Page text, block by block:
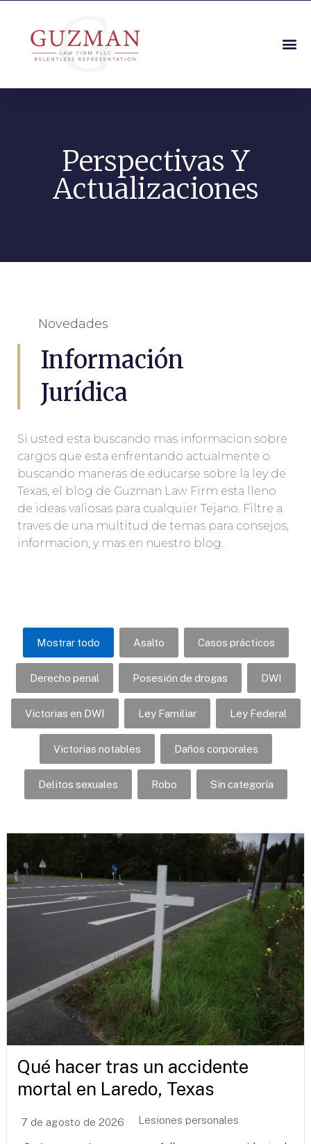
Perspectivas Y
Actualizaciones
Novedades
Información
Jurídica
Si usted esta buscando mas informacion sobre
cargos que esta enfrentando actualmente o
buscando maneras de educarse sobre la ley de
Texas, el blog de Guzman Law Firm esta lleno
de ideas valiosas para cualquier Tejano. Filtre a
traves de una multitud de temas para consejos,
informacion, y mas en nuestro blog.
Mostrar todo Asalto Casos prácticos
Derecho penal Posesión de drogas DWI
Victorias en DWI Ley Familiar Ley Federal
Victorias notables Daños corporales
Delitos sexuales Robo Sin categoría
Qué hacer tras un accidente
mortal en Laredo, Texas
7 de agosto de 2026 Lesiones personales